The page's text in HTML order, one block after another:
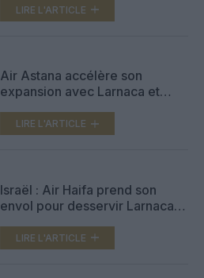
Paris à Larnaca
LIRE L'ARTICLE
Air Astana accélère son
expansion avec Larnaca et
LIRE L'ARTICLE
Israël : Air Haifa prend son
envol pour desservir Larnaca à
LIRE L'ARTICLE